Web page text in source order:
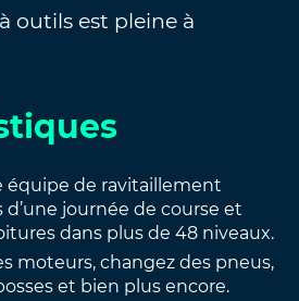
outils est pleine à
équipe de ravitaillement
journée de course et
dans plus de 48 niveaux.
moteurs, changez des pneus,
et bien plus encore.